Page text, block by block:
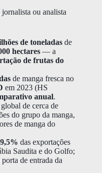
ou analista
de toneladas de
hectares — a
de frutas do
de manga fresca no
em 2023 (HS
anual.
de cerca de
do grupo da manga,
de manga do
das exportações
Saudita e do Golfo;
de entrada da